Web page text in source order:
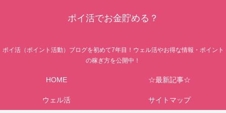
ポイ活でお金貯める？
ポイ活（ポイント活動）ブログを初めて7年目！ウェル活やお得な情報・ポイント
の稼ぎ方を公開中！
HOME ☆最新記事☆
ウェル活 サイトマップ